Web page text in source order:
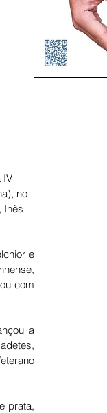
IV
no
Inês
com
a
prata,